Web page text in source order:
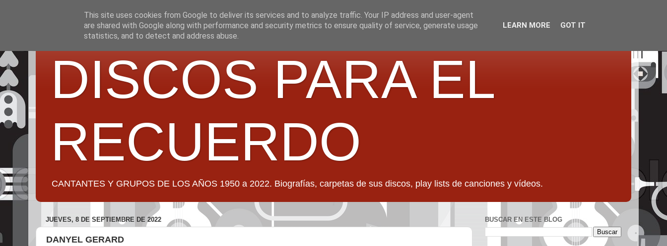
DISCOS PARA EL
RECUERDO
CANTANTES Y GRUPOS DE LOS AÑOS 1950 a 2022. Biografías, carpetas de sus discos, play lists de canciones y vídeos.
JUEVES, 8 DE SEPTIEMBRE DE 2022
DANYEL GERARD
BUSCAR EN ESTE BLOG
This site uses cookies from Google to deliver its services and to analyze traffic. Your IP address and user-agent
are shared with Google along with performance and security metrics to ensure quality of service, generate usage
statistics, and to detect and address abuse.
LEARN MORE GOT IT